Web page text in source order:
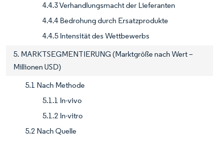
4.4.3 Verhandlungsmacht der Lieferanten
4.4.4 Bedrohung durch Ersatzprodukte
4.4.5 Intensität des Wettbewerbs
5. MARKTSEGMENTIERUNG (Marktgröße nach Wert –
Millionen USD)
5.1 Nach Methode
5.1.1 In-vivo
5.1.2 In-vitro
5.2 Nach Quelle